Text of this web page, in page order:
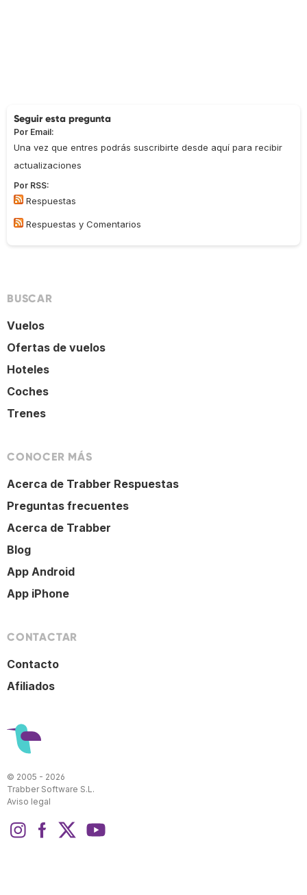
Seguir esta pregunta
Por Email:
Una vez que entres podrás suscribirte desde aquí para recibir
actualizaciones
Por RSS:
Respuestas
Respuestas y Comentarios
BUSCAR
Vuelos
Ofertas de vuelos
Hoteles
Coches
Trenes
CONOCER MÁS
Acerca de Trabber Respuestas
Preguntas frecuentes
Acerca de Trabber
Blog
App Android
App iPhone
CONTACTAR
Contacto
Afiliados
© 2005 - 2026
Trabber Software S.L.
Aviso legal